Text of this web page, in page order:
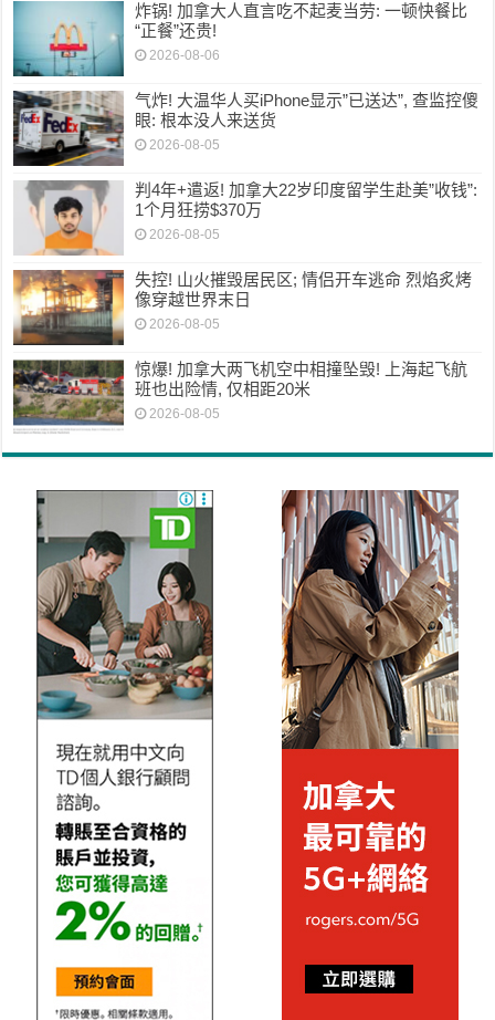
炸锅! 加拿大人直言吃不起麦当劳: 一顿快餐比
“正餐”还贵!
2026-08-06
气炸! 大温华人买iPhone显示”已送达”, 查监控傻
眼: 根本没人来送货
2026-08-05
判4年+遣返! 加拿大22岁印度留学生赴美”收钱”:
1个月狂捞$370万
2026-08-05
失控! 山火摧毁居民区; 情侣开车逃命 烈焰炙烤
像穿越世界末日
2026-08-05
惊爆! 加拿大两飞机空中相撞坠毁! 上海起飞航
班也出险情, 仅相距20米
2026-08-05